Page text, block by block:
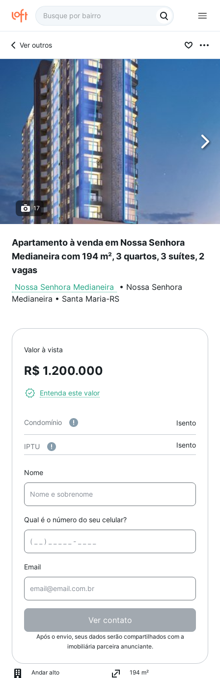
Ver outros
17
Apartamento à venda em Nossa Senhora
Medianeira com 194 m², 3 quartos, 3 suítes, 2
vagas
Nossa Senhora Medianeira • Nossa Senhora
Medianeira • Santa Maria-RS
Valor à vista
R$ 1.200.000
Entenda este valor
Condomínio Isento
IPTU Isento
Nome
Qual é o número do seu celular?
Email
Ver contato
Após o envio, seus dados serão compartilhados com a
imobiliária parceira anunciante.
Andar alto
194 m²